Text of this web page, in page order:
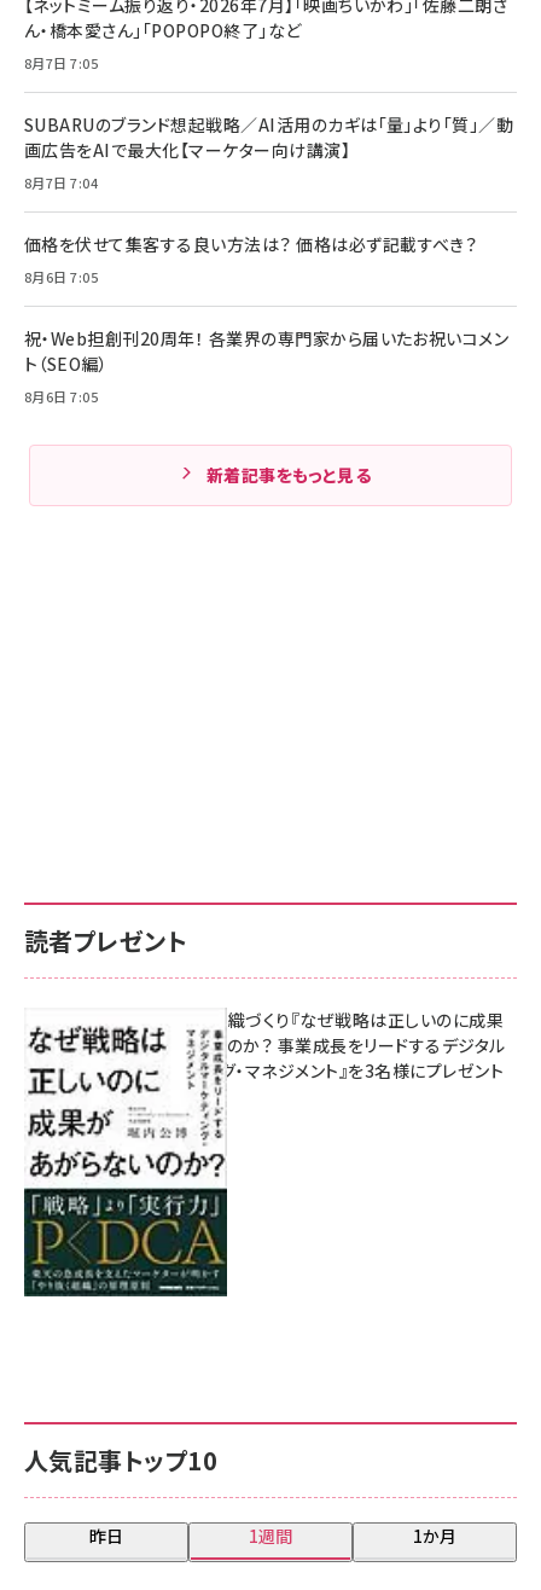
【ネットミーム振り返り・2026年7月】「映画ちいかわ」「佐藤二朗さ
ん・橋本愛さん」「POPOPO終了」など
8月7日 7:05
SUBARUのブランド想起戦略／AI活用のカギは「量」より「質」／動
画広告をAIで最大化【マーケター向け講演】
8月7日 7:04
価格を伏せて集客する良い方法は？ 価格は必ず記載すべき？
8月6日 7:05
祝・Web担創刊20周年！ 各業界の専門家から届いたお祝いコメン
ト（SEO編）
8月6日 7:05
新着記事をもっと見る
人気記事トップ10
昨日 1週間 1か月
読者プレゼント
成果を生む組織づくり『なぜ戦略は正しいのに成果
があがらないのか？ 事業成長をリードするデジタル
マーケティング・マネジメント』を3名様にプレゼント
8月7日 10:00